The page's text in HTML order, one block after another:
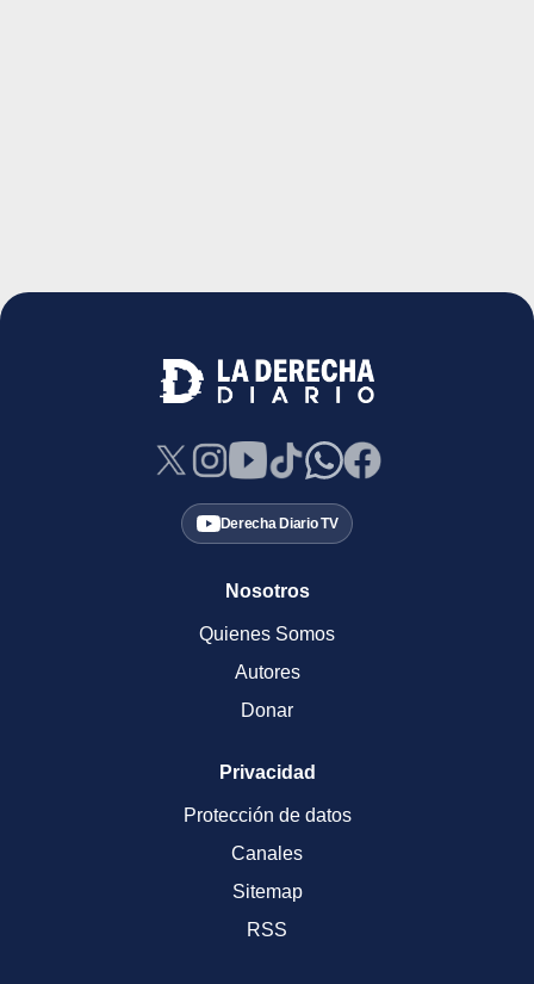
Derecha Diario TV
Nosotros
Quienes Somos
Autores
Donar
Privacidad
Protección de datos
Canales
Sitemap
RSS